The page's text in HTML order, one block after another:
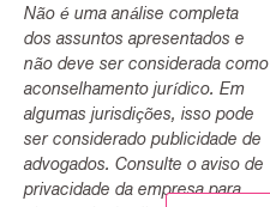
Não é uma análise completa
dos assuntos apresentados e
não deve ser considerada como
aconselhamento jurídico. Em
algumas jurisdições, isso pode
ser considerado publicidade de
advogados. Consulte o aviso de
privacidade da empresa para